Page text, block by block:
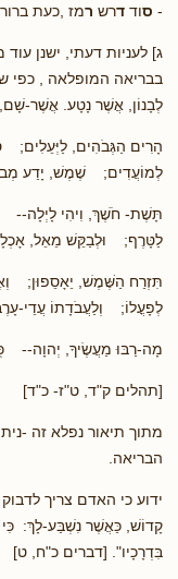
- סוד דרש רמז ,כעת
ג] לעניות דעתי, ישנן
בבריאה המופלאה , כפי
לְבָנוֹן, אֲשֶׁר נָטָע. אֲשֶׁר-
הָרִים הַגְּבֹהִים, לַיְּעֵלִים;
לְמוֹעֲדִים; שֶׁמֶשׁ, יָדַע
תָּשֶׁת- חֹשֶׁךְ, וִיהִי לָיְלָה--
לַטָּרֶף; וּלְבַקֵּשׁ מֵאֵל,
תִּזְרַח הַשֶּׁמֶשׁ, יֵאָסֵפוּן;
לְפָעֳלוֹ; וְלַעֲבֹדָתוֹ עֲדֵי-
מָה-רַבּוּ מַעֲשֶׂיךָ, יְהוָה--
[תהלים ק"ד, ט"ז- כ"ד]
מתוך תיאור נפלא זה -
הבריאה.
ידוע כי האדם צריך
קָדוֹשׁ, כַּאֲשֶׁר נִשְׁבַּע-לָךְ:
בִּדְרָכָיו". [דברים כ"ח, ט]